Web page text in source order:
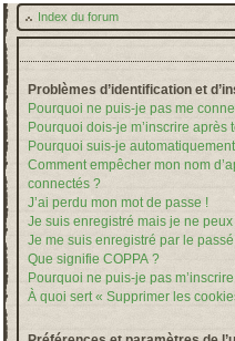
Index du forum
Problèmes d’identification et
Pourquoi ne puis-je pas me
Pourquoi dois-je m’inscrire après
Pourquoi suis-je
Comment empêcher mon nom
connectés ?
J’ai perdu mon mot de passe !
Je suis enregistré mais je ne
Je me suis enregistré par le
Que signifie COPPA ?
Pourquoi ne puis-je pas
À quoi sert « Supprimer les